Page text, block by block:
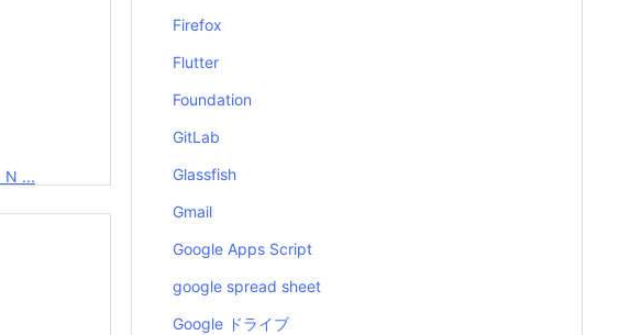
N ...
Firefox
Flutter
Foundation
GitLab
Glassfish
Gmail
Google Apps Script
google spread sheet
Google ドライブ